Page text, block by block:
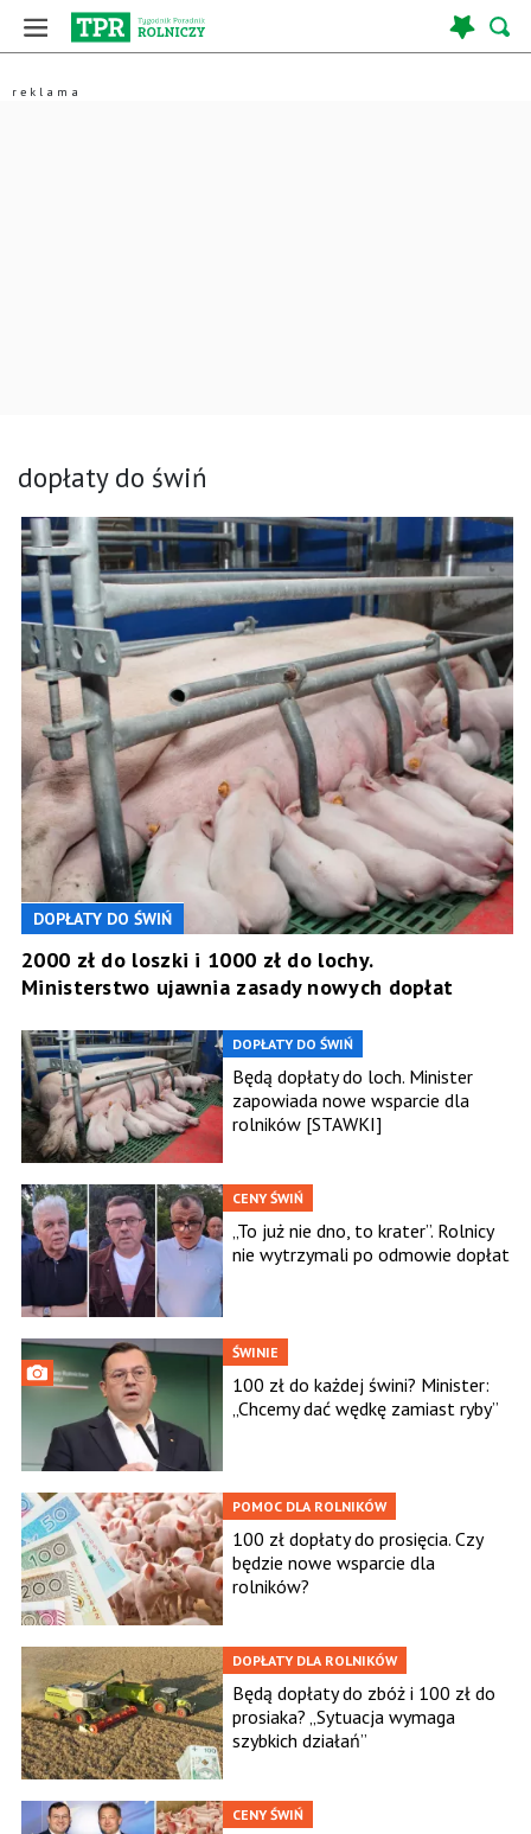
dopłaty do świń
DOPŁATY DO ŚWIŃ
2000 zł do loszki i 1000 zł do lochy.
Ministerstwo ujawnia zasady nowych dopłat
DOPŁATY DO ŚWIŃ
Będą dopłaty do loch. Minister
zapowiada nowe wsparcie dla
rolników [STAWKI]
CENY ŚWIŃ
„To już nie dno, to krater”. Rolnicy
nie wytrzymali po odmowie dopłat
ŚWINIE
100 zł do każdej świni? Minister:
„Chcemy dać wędkę zamiast ryby”
POMOC DLA ROLNIKÓW
100 zł dopłaty do prosięcia. Czy
będzie nowe wsparcie dla
rolników?
DOPŁATY DLA ROLNIKÓW
Będą dopłaty do zbóż i 100 zł do
prosiaka? „Sytuacja wymaga
szybkich działań”
CENY ŚWIŃ